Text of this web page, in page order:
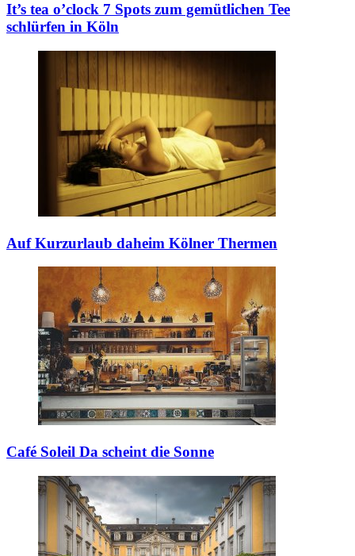
It’s tea o’clock 7 Spots zum gemütlichen Tee
schlürfen in Köln
Auf Kurzurlaub daheim Kölner Thermen
Café Soleil Da scheint die Sonne